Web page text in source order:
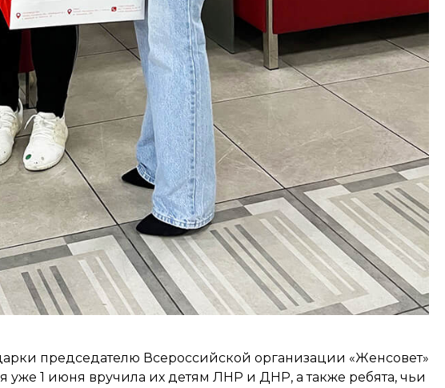
председателю Всероссийской организации «Женсовет»
уже 1 июня вручила их детям ЛНР и ДНР, а также ребята, чьи